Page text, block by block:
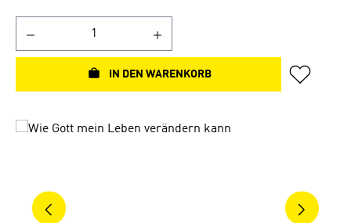
IN DEN WARENKORB
Bildergalerie überspringen